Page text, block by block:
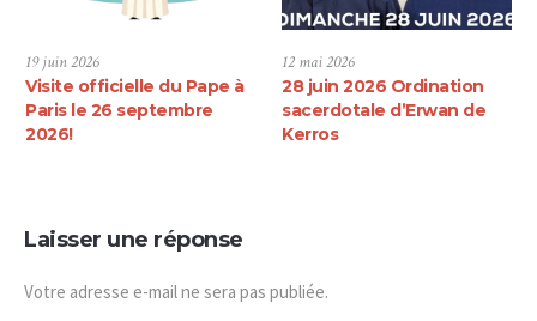
19 juin 2026
Visite officielle du Pape à
Paris le 26 septembre
2026!
12 mai 2026
28 juin 2026 Ordination
sacerdotale d’Erwan de
Kerros
Laisser une réponse
Votre adresse e-mail ne sera pas publiée.